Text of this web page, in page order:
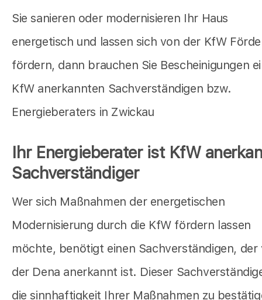
Sie sanieren oder modernisieren Ihr Haus
energetisch und lassen sich von der KfW
fördern, dann brauchen Sie Bescheinigungen
KfW anerkannten Sachverständigen bzw.
Energieberaters in Zwickau
Ihr Energieberater ist KfW
Sachverständiger
Wer sich Maßnahmen der energetischen
Modernisierung durch die KfW fördern lassen
möchte, benötigt einen Sachverständigen, der
der Dena anerkannt ist. Dieser
die sinnhaftigkeit Ihrer Maßnahmen zu